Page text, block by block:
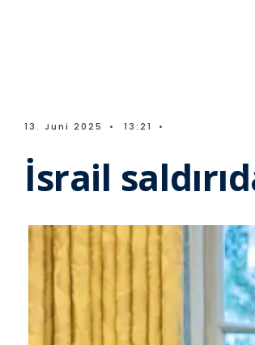
13. Juni 2025 • 13:21 •
İsrail